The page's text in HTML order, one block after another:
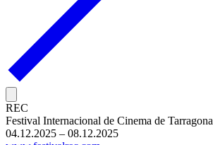
REC
Festival Internacional de Cinema de Tarragona
04.12.2025 – 08.12.2025